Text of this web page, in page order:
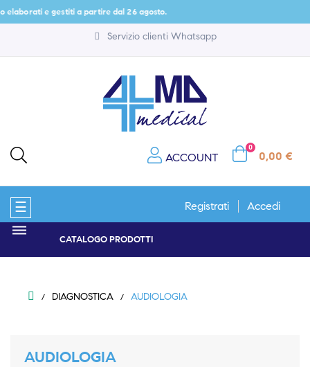
e gestiti a partire dal 26 agosto.
Servizio clienti Whatsapp
ACCOUNT
0
0,00 €
navigazione
Toggle
☰ Registrati Accedi
CATALOGO PRODOTTI
DIAGNOSTICA AUDIOLOGIA
AUDIOLOGIA